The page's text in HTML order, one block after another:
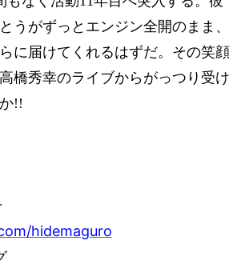
うがずっとエンジン全開のまま、
に届けてくれるはずだ。その笑顔
橋秀幸のライブからがっつり受け
!!
hidemaguro